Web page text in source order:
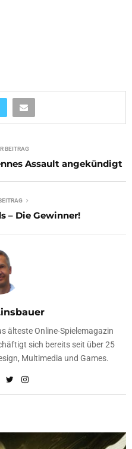
BEITRAG
Assault angekündigt
– Die Gewinner!
älteste Online-Spielemagazin
sich bereits seit über 25
Multimedia und Games.